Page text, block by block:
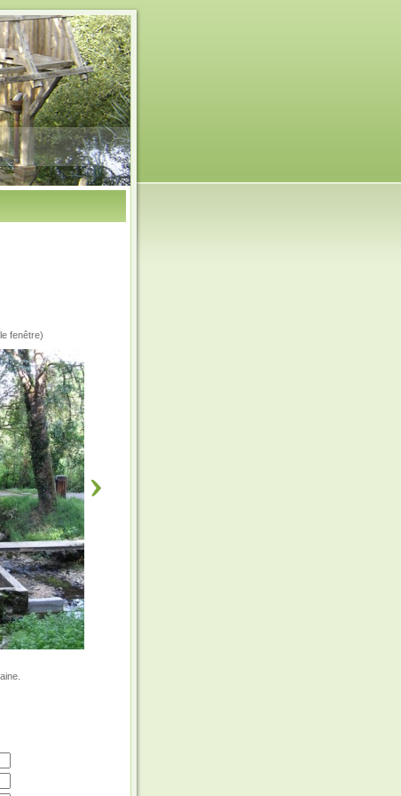
fenêtre)